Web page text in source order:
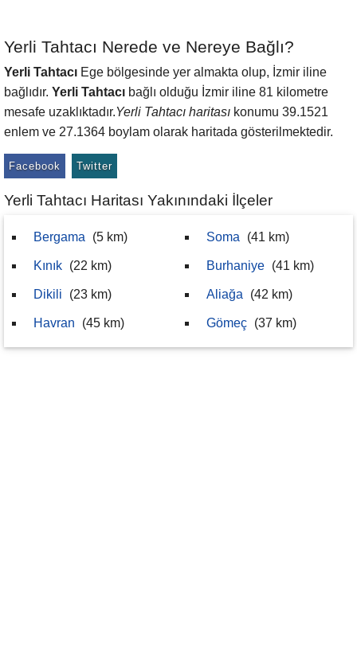
Yerli Tahtacı Nerede ve Nereye Bağlı?
Yerli Tahtacı Ege bölgesinde yer almakta olup, İzmir iline
bağlıdır. Yerli Tahtacı bağlı olduğu İzmir iline 81 kilometre
mesafe uzaklıktadır.Yerli Tahtacı haritası konumu 39.1521
enlem ve 27.1364 boylam olarak haritada gösterilmektedir.
Facebook Twitter
Yerli Tahtacı Haritası Yakınındaki İlçeler
Bergama (5 km)
Kınık (22 km)
Dikili (23 km)
Havran (45 km)
Soma (41 km)
Burhaniye (41 km)
Aliağa (42 km)
Gömeç (37 km)